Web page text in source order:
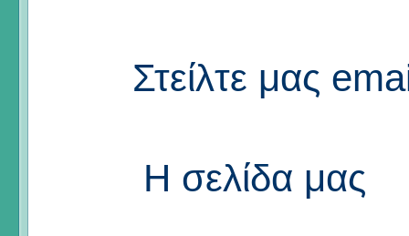
Στείλτε μας
Η σελίδα μας